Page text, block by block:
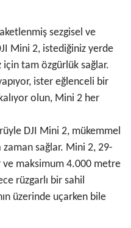
sezgisel ve
Mini 2, istediğiniz yerde
tam özgürlük sağlar.
ister eğlenceli bir
olun, Mini 2 her
DJI Mini 2, mükemmel
zaman sağlar. Mini 2, 29-
maksimum 4.000 metre
rüzgarlı bir sahil
üzerinde uçarken bile